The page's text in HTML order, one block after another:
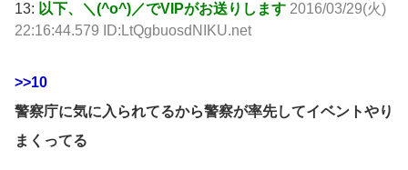
13: 以下、＼(^o^)／でVIPがお送りします 2016/03/29(火)
22:16:44.579 ID:LtQgbuosdNIKU.net
>>10
警察庁に気に入られてるから警察が率先してイベントやり
まくってる